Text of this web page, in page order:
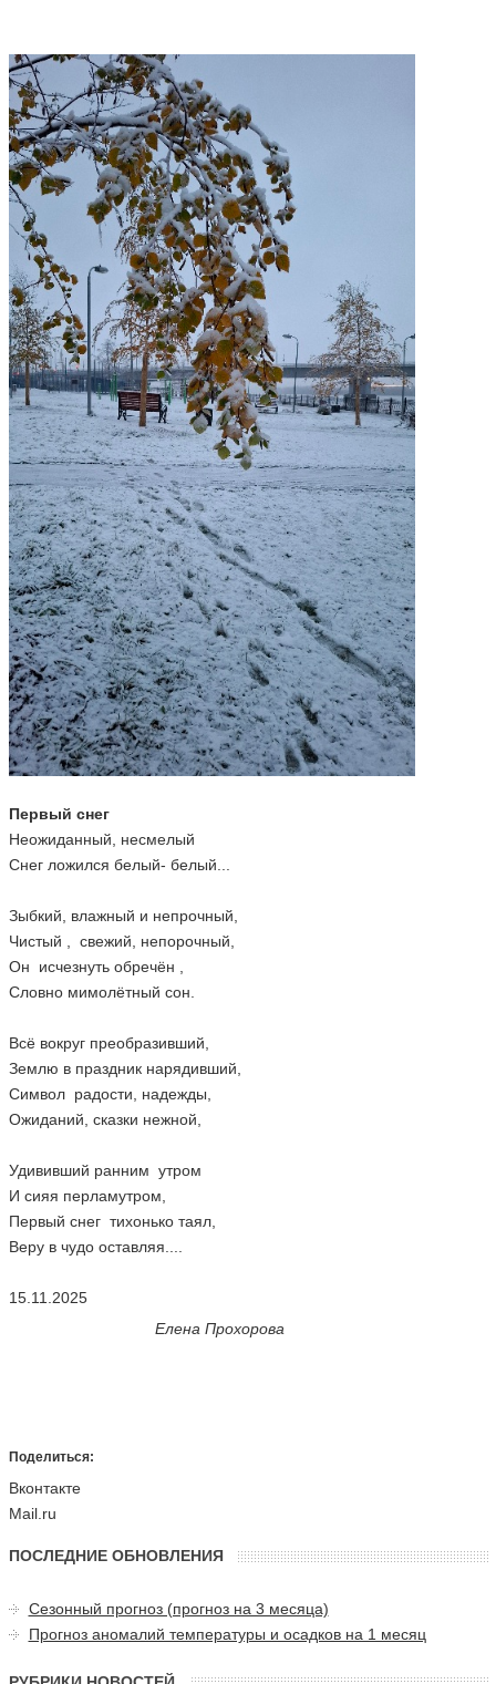
Первый снег
Неожиданный, несмелый
Снег ложился белый- белый...
Зыбкий, влажный и непрочный,
Чистый , свежий, непорочный,
Он исчезнуть обречён ,
Словно мимолётный сон.
Всё вокруг преобразивший,
Землю в праздник нарядивший,
Символ радости, надежды,
Ожиданий, сказки нежной,
Удививший ранним утром
И сияя перламутром,
Первый снег тихонько таял,
Веру в чудо оставляя....
15.11.2025
Елена Прохорова
Поделиться:
Вконтакте
Mail.ru
ПОСЛЕДНИЕ ОБНОВЛЕНИЯ
Сезонный прогноз (прогноз на 3 месяца)
Прогноз аномалий температуры и осадков на 1 месяц